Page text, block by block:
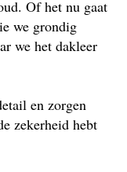
Of het nu gaat
we grondig
we het dakleer
en zorgen
zekerheid hebt